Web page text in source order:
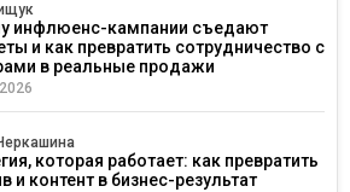
инфлюенс-кампании съедают
и как превратить сотрудничество с
в реальные продажи
которая работает: как превратить
и контент в бизнес-результат